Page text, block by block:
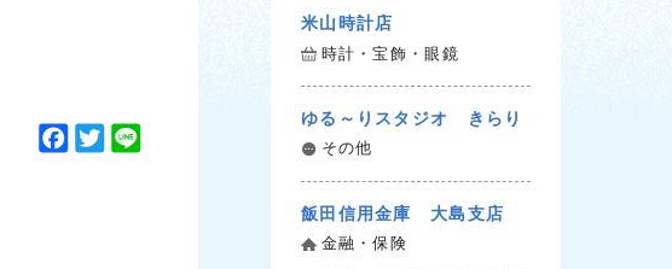
F
T
米山時計店
時計・宝飾・眼鏡
ゆる～りスタジオ きらり
その他
飯田信用金庫 大島支店
金融・保険